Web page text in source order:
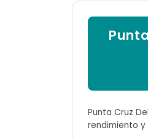
Punta Cruz
rendimiento